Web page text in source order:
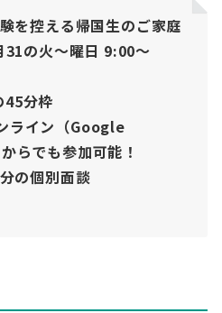
を控える帰国生のご家庭
31の火〜曜日 9:00～
45分枠
ライン（Google
らでも参加可能！
の個別面談